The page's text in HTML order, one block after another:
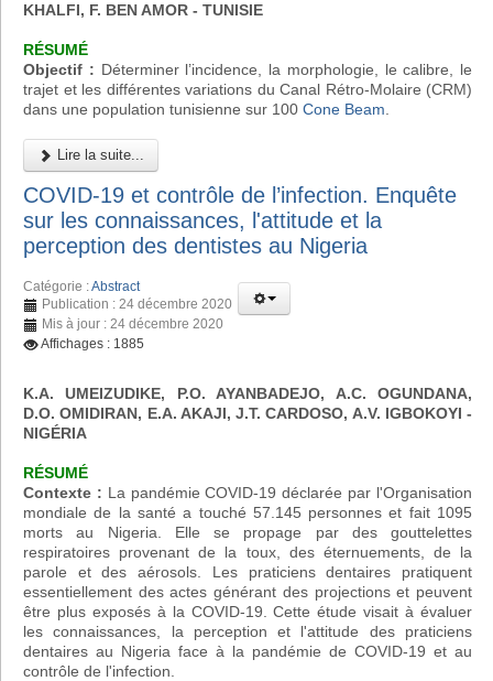
KHALFI, F. BEN AMOR - TUNISIE
RÉSUMÉ
Objectif : Déterminer l’incidence, la morphologie, le calibre, le
trajet et les différentes variations du Canal Rétro-Molaire (CRM)
dans une population tunisienne sur 100 Cone Beam
Lire la suite...
COVID-19 et contrôle de l’infection. Enquête
sur les connaissances, l'attitude et la
perception des dentistes au Nigeria
Catégorie :Abstract
Publication : 24 décembre 2020
Mis à jour : 24 décembre 2020
Affichages : 1885
K.A. UMEIZUDIKE, P.O. AYANBADEJO, A.C. OGUNDANA,
D.O. OMIDIRAN, E.A. AKAJI, J.T. CARDOSO, A.V. IGBOKOYI -
NIGÉRIA
RÉSUMÉ
Contexte : La pandémie COVID-19 déclarée par l'Organisation
mondiale de la santé a touché 57.145 personnes et fait 1095
morts au Nigeria. Elle se propage par des gouttelettes
respiratoires provenant de la toux, des éternuements, de la
parole et des aérosols. Les praticiens dentaires pratiquent
essentiellement des actes générant des projections et peuvent
être plus exposés à la COVID-19. Cette étude visait à évaluer
les connaissances, la perception et l'attitude des praticiens
dentaires au Nigeria face à la pandémie de COVID-19 et au
contrôle de l'infection.